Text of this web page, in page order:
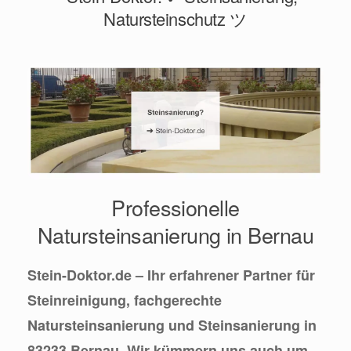
Natursteinschutz ツ
Professionelle
Natursteinsanierung in Bernau
Stein-Doktor.de – Ihr erfahrener Partner für
Steinreinigung, fachgerechte
Natursteinsanierung und Steinsanierung in